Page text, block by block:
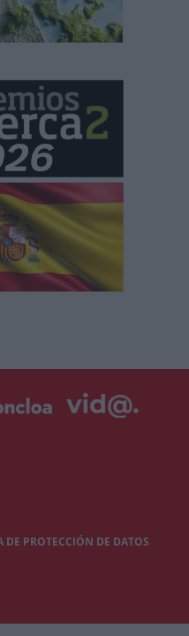
PROTECCIÓN DE DATOS